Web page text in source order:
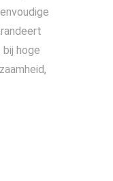
hoge